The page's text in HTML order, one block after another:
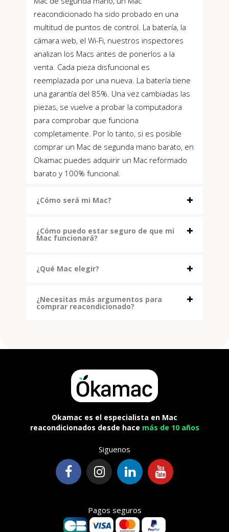
reacondicionado ha sido probado en una
multitud de puntos de control. La batería, la
cámara web, el Wi-Fi, nuestros inspectores
analizan los Macs antes de ponerlos a la
venta. Cada pieza disfuncional es
reemplazada por una nueva. La batería tiene
una garantía del 85%. Una vez cambiadas las
piezas, se vuelve a probar la computadora
para comprobar que funciona
completamente. Por lo tanto, si es posible
comprar un Mac de segunda mano barato, en
Okamac puedes adquirir un Mac reformado
barato y 100% funcional.
¿Cómo será mi Mac?
¿Cómo puedo estar seguro de que mi
Mac funcionará?
¿Qué Mac elegir?
¿Necesitas más argumentos para
comprar reacondicionado?
Okamac es el especialista en Mac
reacondicionados desde hace más de 10 años
Siguenos
Pagos seguros